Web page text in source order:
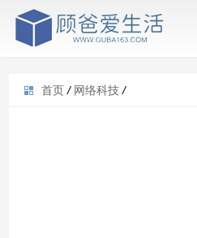
首页 / 网络科技 /